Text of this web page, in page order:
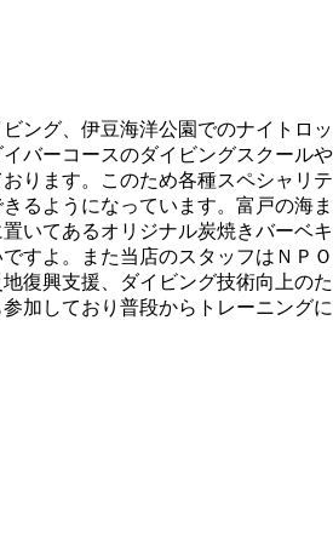
ング、伊豆海洋公園でのナイトロッ
バーコースのダイビングスクールや
ります。このため各種スペシャリテ
るようになっています。富戸の海ま
いてあるオリジナル炭焼きバーベキ
すよ。また当店のスタッフはＮＰＯ
復興支援、ダイビング技術向上のた
加しており普段からトレーニングに